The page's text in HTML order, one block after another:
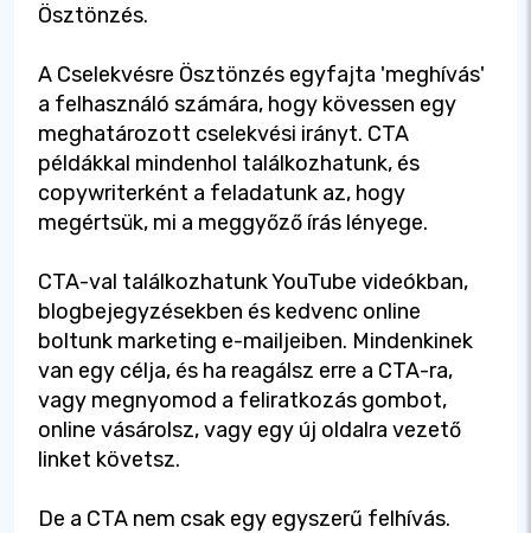
Ösztönzés.
A Cselekvésre Ösztönzés egyfajta 'meghívás'
a felhasználó számára, hogy kövessen egy
meghatározott cselekvési irányt. CTA
példákkal mindenhol találkozhatunk, és
copywriterként a feladatunk az, hogy
megértsük, mi a meggyőző írás lényege.
CTA-val találkozhatunk YouTube videókban,
blogbejegyzésekben és kedvenc online
boltunk marketing e-mailjeiben. Mindenkinek
van egy célja, és ha reagálsz erre a CTA-ra,
vagy megnyomod a feliratkozás gombot,
online vásárolsz, vagy egy új oldalra vezető
linket követsz.
De a CTA nem csak egy egyszerű felhívás.